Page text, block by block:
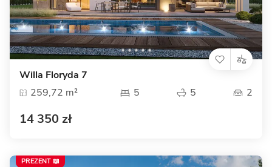
Willa Floryda 7
259,72 m²
5 5 2
14 350 zł
PREZENT 📖